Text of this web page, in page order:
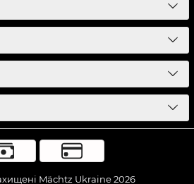
Mächtz Ukraine 2026